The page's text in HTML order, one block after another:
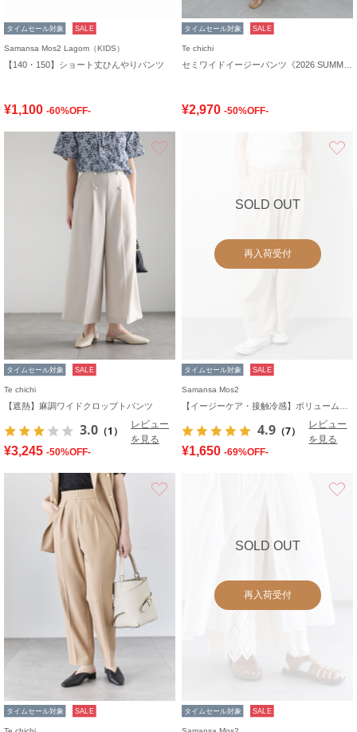
タイムセール対象 SALE
Samansa Mos2 Lagom（KIDS）
【140・150】ショート丈ひんやりパンツ
¥1,100 -60%OFF-
タイムセール対象 SALE
Te chichi
¥2,970 -50%OFF-
タイムセール対象 SALE
Te chichi
【遮熱】麻調ワイドクロップトパンツ
3.0 （1）
レビュー
を見る
¥3,245 -50%OFF-
SOLD OUT
再入荷受付
タイムセール対象 SALE
Samansa Mos2
4.9 （7）
レビュー
を見る
¥1,650 -69%OFF-
タイムセール対象 SALE
SOLD OUT
再入荷受付
タイムセール対象 SALE